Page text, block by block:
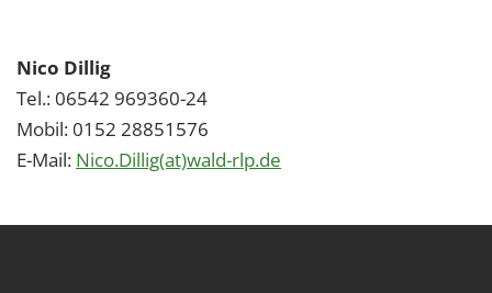
Nico Dillig
Tel.: 06542 969360-24
Mobil: 0152 28851576
E-Mail: Nico.Dillig(at)wald-rlp.de